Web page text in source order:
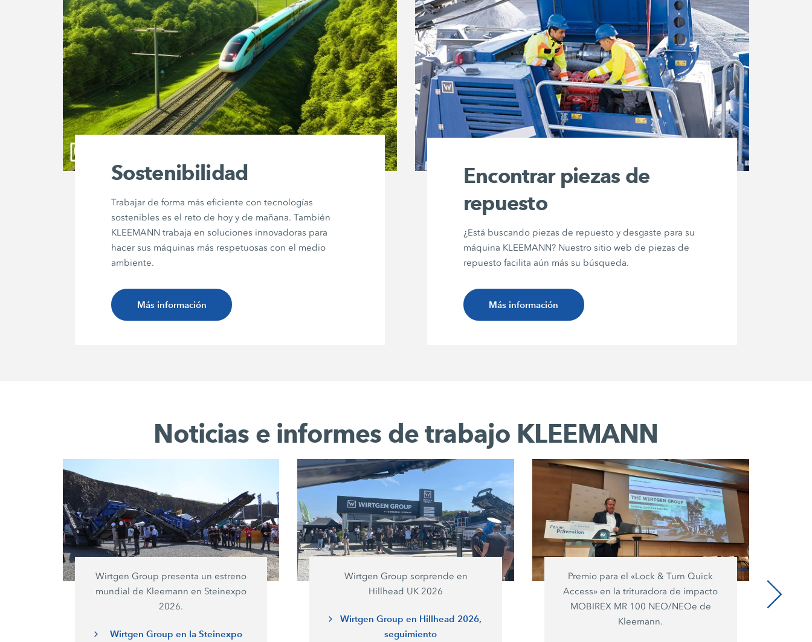
Sostenibilidad
Trabajar de forma más eficiente con tecnologías
sostenibles es el reto de hoy y de mañana. También
KLEEMANN trabaja en soluciones innovadoras para
hacer sus máquinas más respetuosas con el medio
ambiente.
Más información
Encontrar piezas de
repuesto
¿Está buscando piezas de repuesto y desgaste para su
máquina KLEEMANN? Nuestro sitio web de piezas de
repuesto facilita aún más su búsqueda.
Más información
Noticias e informes de trabajo KLEEMANN
Wirtgen Group presenta un estreno
mundial de Kleemann en Steinexpo
2026.
Wirtgen Group en la Steinexpo
Wirtgen Group sorprende en
Hillhead UK 2026
Wirtgen Group en Hillhead 2026,
seguimiento
Premio para el «Lock & Turn Quick
Access» en la trituradora de impacto
MOBIREX MR 100 NEO/NEOe de
Kleemann.